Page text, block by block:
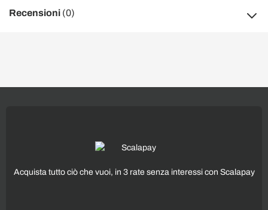
Recensioni (0)
Acquista tutto ciò che vuoi, in 3 rate senza interessi con Scalapay